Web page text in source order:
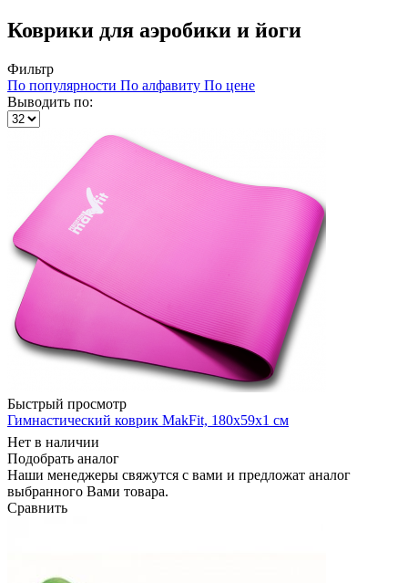
Коврики для аэробики и йоги
Фильтр
По популярности По алфавиту По цене
Выводить по:
Быстрый просмотр
Гимнастический коврик MakFit, 180x59x1 см
Нет в наличии
Подобрать аналог
Наши менеджеры свяжутся с вами и предложат аналог
выбранного Вами товара.
Сравнить